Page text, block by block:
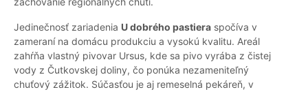
Jedinečnosť zariadenia U dobrého pastiera spočíva v
zameraní na domácu produkciu a vysokú kvalitu. Areál
zahŕňa vlastný pivovar Ursus, kde sa pivo vyrába z čistej
vody z Čutkovskej doliny, čo ponúka nezameniteľný
chuťový zážitok. Súčasťou je aj remeselná pekáreň, v